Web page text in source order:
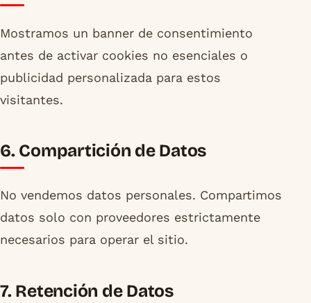
Mostramos un banner de consentimiento
antes de activar cookies no esenciales o
publicidad personalizada para estos
visitantes.
6. Compartición de Datos
No vendemos datos personales. Compartimos
datos solo con proveedores estrictamente
necesarios para operar el sitio.
7. Retención de Datos